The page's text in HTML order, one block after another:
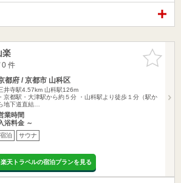
お気に入
りに追加
楽
件
都府 / 京都市 山科区
井寺駅4.57km 山科駅126m
・京都駅・大津駅から約５分 ・山科駅より徒歩１分（駅か
地下道直結…
業時間
浴料金 ～
宿泊 サウナ
楽天トラベルの宿泊プランを見る